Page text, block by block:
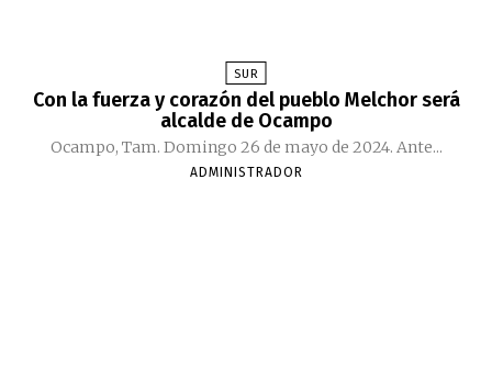
SUR
Con la fuerza y corazón del pueblo Melchor será
alcalde de Ocampo
Ocampo, Tam. Domingo 26 de mayo de 2024. Ante...
ADMINISTRADOR